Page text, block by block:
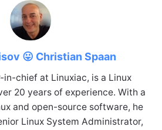
😛 Christian Spaan
in-chief at Linuxiac, is a Linux
20 years of experience. With a
and open-source software, he
Linux System Administrator,